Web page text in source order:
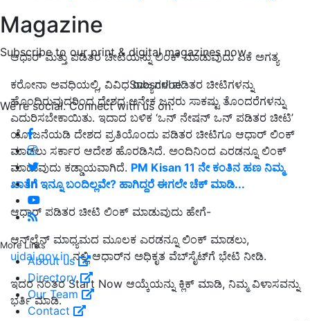
Magazine
Subscribe to our print & digital magazines now
Subscribe
We're social. Connect with us on:
More Links
About us
Directory
Our Team
Contact
ಆಧಾರ್ ಮತ್ತು ಪಡಿತರ ಚೀಟಿಯನ್ನು ಲಿಂಕ್ ಮಾಡುವುದು ಏಕೆ ಅಗತ್ಯ
ಕರೋನಾ ಅವಧಿಯಲ್ಲಿ, ವಿವಿಧ ರಾಜ್ಯಗಳ ಪಡಿತರ ಚೀಟಿಗಳನ್ನು
ಹೊಂದಿರುವುದರಿಂದ ದೇಶದ ಅನೇಕ ಜನರು ಸಾಕಷ್ಟು ತೊಂದರೆಗಳನ್ನು
ಎದುರಿಸಬೇಕಾಯಿತು. ಇದಾದ ಬಳಿಕ ‘ಒನ್ ನೇಷನ್ ಒನ್ ಪಡಿತರ ಚೀಟಿ’
ಯೋಜನೆಯಡಿ ದೇಶದ ಪ್ರತಿಯೊಂದು ಪಡಿತರ ಚೀಟಿಗೂ ಆಧಾರ್ ಲಿಂಕ್
ಮಾಡಲು ಸರ್ಕಾರ ಆದೇಶ ಹೊರಡಿಸಿದೆ. ಅಂದಿನಿಂದ ಎರಡನ್ನೂ ಲಿಂಕ್
ಮಾಡುವುದು ಕಡ್ಡಾಯವಾಗಿದೆ. PM Kisan 11 ನೇ ಕಂತಿನ ಹಣ ನಿಮ್ಮ
ಖಾತೆಗೆ ಇನ್ನೂ ಬಂದಿಲ್ಲವೇ? ಹಾಗಿದ್ದರೆ ಈಗಲೇ ಚೆಕ್‌ ಮಾಡಿ...
ಆಧಾರ್ ಪಡಿತರ ಚೀಟಿ ಲಿಂಕ್ ಮಾಡುವುದು ಹೇಗೆ-
ಆನ್‌ಲೈನ್ ಮಾಧ್ಯಮದ ಮೂಲಕ ಎರಡನ್ನೂ ಲಿಂಕ್ ಮಾಡಲು,
uidai.gov.inನಲ್ಲಿ ಆಧಾರ್‌ನ ಅಧಿಕೃತ ವೆಬ್‌ಸೈಟ್‌ಗೆ ಭೇಟಿ ನೀಡಿ.
ಇದರ ನಂತರ Start Now ಆಯ್ಕೆಯನ್ನು ಕ್ಲಿಕ್ ಮಾಡಿ, ನಿಮ್ಮ ವಿಳಾಸವನ್ನು
ಭರ್ತಿ ಮಾಡಿ.